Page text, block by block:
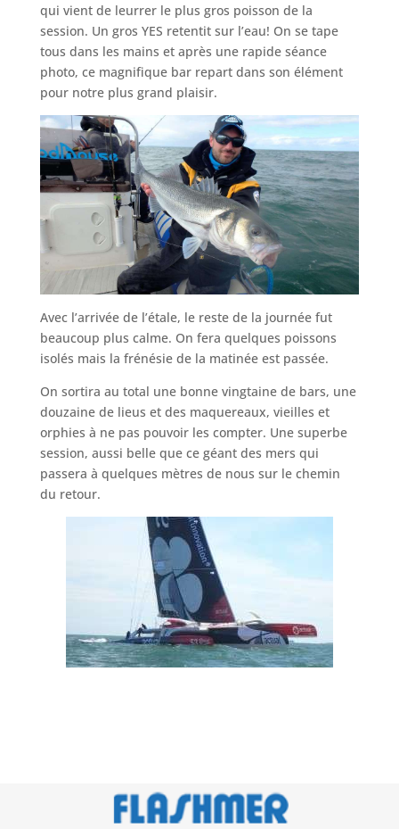
qui vient de leurrer le plus gros poisson de la
session. Un gros YES retentit sur l’eau! On se tape
tous dans les mains et après une rapide séance
photo, ce magnifique bar repart dans son élément
pour notre plus grand plaisir.
Avec l’arrivée de l’étale, le reste de la journée fut
beaucoup plus calme. On fera quelques poissons
isolés mais la frénésie de la matinée est passée.
On sortira au total une bonne vingtaine de bars, une
douzaine de lieus et des maquereaux, vieilles et
orphies à ne pas pouvoir les compter. Une superbe
session, aussi belle que ce géant des mers qui
passera à quelques mètres de nous sur le chemin
du retour.